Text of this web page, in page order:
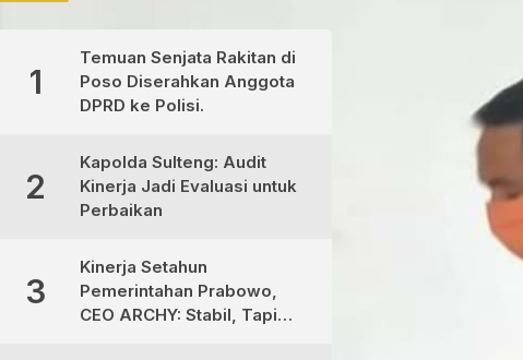
1
Temuan Senjata Rakitan di
Poso Diserahkan Anggota
DPRD ke Polisi.
2
Kapolda Sulteng: Audit
Kinerja Jadi Evaluasi untuk
Perbaikan
3
Kinerja Setahun
Pemerintahan Prabowo,
CEO ARCHY: Stabil, Tapi